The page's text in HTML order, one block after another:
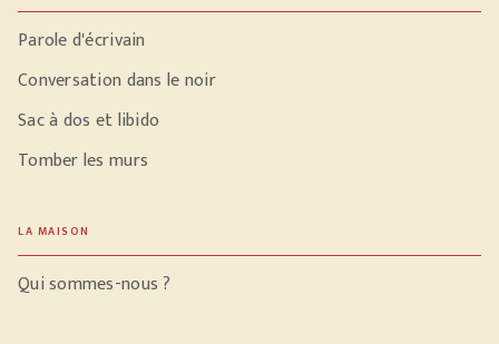
Parole d'écrivain
Conversation dans le noir
Sac à dos et libido
Tomber les murs
LA MAISON
Qui sommes-nous ?